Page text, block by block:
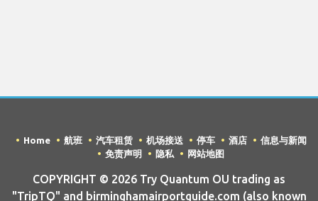
Home 航班 汽车租赁 机场接送 停车 酒店
信息与新闻
免责声明
隐私 网站地图
COPYRIGHT © 2026 Try Quantum OU trading as
"TripTQ" and birminghamairportguide.com (also known